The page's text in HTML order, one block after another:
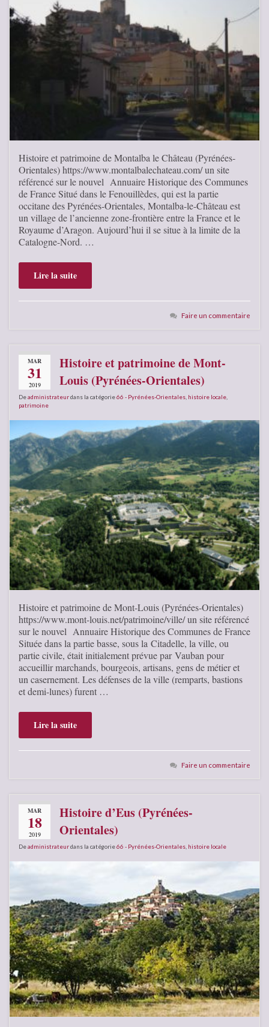
Histoire et patrimoine de Montalba le Château (Pyrénées-
Orientales) https://www.montalbalechateau.com/ un site
référencé sur le nouvel Annuaire Historique des Communes
de France Situé dans le Fenouillèdes, qui est la partie
occitane des Pyrénées-Orientales, Montalba-le-Château est
un village de l’ancienne zone-frontière entre la France et le
Royaume d’Aragon. Aujourd’hui il se situe à la limite de la
Catalogne-Nord. …
Lire la suite
Faire un commentaire
MAR
31
2019
Histoire et patrimoine de Mont-
Louis (Pyrénées-Orientales)
Deadministrateurdans la catégorie66 - Pyrénées-Orientales histoire locale
patrimoine
Histoire et patrimoine de Mont-Louis (Pyrénées-Orientales)
https://www.mont-louis.net/patrimoine/ville/ un site référencé
sur le nouvel Annuaire Historique des Communes de France
Située dans la partie basse, sous la Citadelle, la ville, ou
partie civile, était initialement prévue par Vauban pour
accueillir marchands, bourgeois, artisans, gens de métier et
un casernement. Les défenses de la ville (remparts, bastions
et demi-lunes) furent …
Lire la suite
Faire un commentaire
MAR
18
2019
Histoire d’Eus (Pyrénées-
Orientales)
Deadministrateurdans la catégorie66 - Pyrénées-Orientales, histoire locale